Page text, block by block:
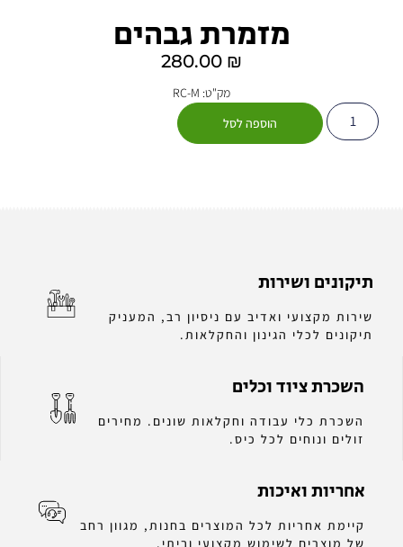
מזמרת גבהים
280.00 ₪
מק"ט: RC-M
הוספה לסל
תיקונים ושירות
שירות מקצועי ואדיב עם ניסיון רב, המעניק
תיקונים לכלי הגינון והחקלאות.
השכרת ציוד וכלים
השכרת כלי עבודה וחקלאות שונים. מחירים
זולים ונוחים לכל כיס.
אחריות ואיכות
קיימת אחריות לכל המוצרים בחנות, מגוון רחב
של מוצרים לשימוש מקצועי וביתי.